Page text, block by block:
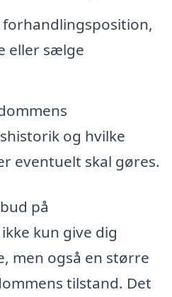
forhandlingsposition,
eller sælge
og hvilke
eventuelt skal gøres.
på
kun give dig
men også en større
tilstand. Det